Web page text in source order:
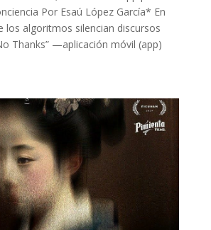
Por Esaú López García* En
los algoritmos silencian discursos
Thanks” —aplicación móvil (app)